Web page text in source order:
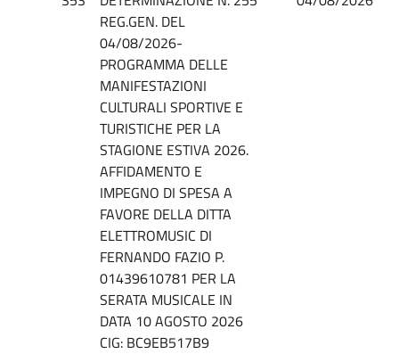
REG.GEN. DEL
04/08/2026-
PROGRAMMA DELLE
MANIFESTAZIONI
CULTURALI SPORTIVE E
TURISTICHE PER LA
STAGIONE ESTIVA 2026.
AFFIDAMENTO E
IMPEGNO DI SPESA A
FAVORE DELLA DITTA
ELETTROMUSIC DI
FERNANDO FAZIO P.
01439610781 PER LA
SERATA MUSICALE IN
DATA 10 AGOSTO 2026
CIG: BC9EB517B9